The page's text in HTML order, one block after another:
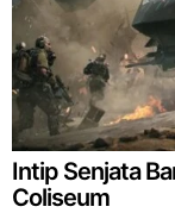
Intip Senjata
Coliseum